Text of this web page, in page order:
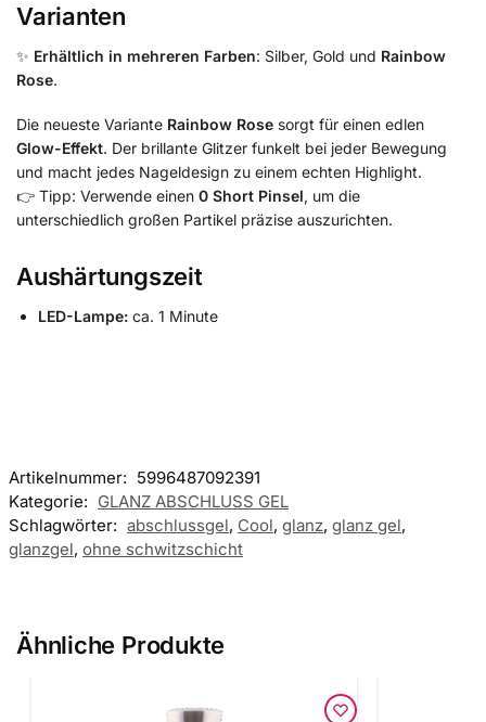
Varianten
✨ Erhältlich in mehreren Farben: Silber, Gold und Rainbow
Rose.
Die neueste Variante Rainbow Rose sorgt für einen edlen
Glow-Effekt. Der brillante Glitzer funkelt bei jeder Bewegung
und macht jedes Nageldesign zu einem echten Highlight.
👉 Tipp: Verwende einen 0 Short Pinsel, um die
unterschiedlich großen Partikel präzise auszurichten.
Aushärtungszeit
LED-Lampe: ca. 1 Minute
Artikelnummer: 5996487092391
Kategorie: GLANZ ABSCHLUSS GEL
Schlagwörter: abschlussgel, Cool, glanz, glanz gel,
glanzgel, ohne schwitzschicht
Ähnliche Produkte